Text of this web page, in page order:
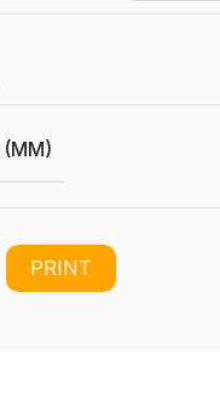
(MM)
PRINT